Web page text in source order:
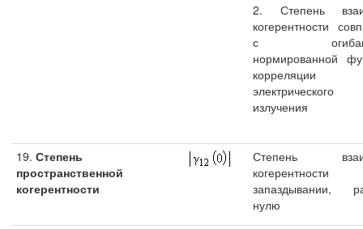
2. Степень
когерентности
с
нормированной
корреляции
электрического
излучения
19. Степень
пространственной
когерентности
Степень
запаздывании,
нулю